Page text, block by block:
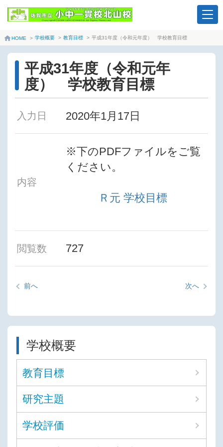
HOME > 学校概要 > 教育目標 > 平成31年度（令和元年度） 学校教育目標
平成31年度（令和元年
度） 学校教育目標
入力日 2020年1月17日
内容
※下のPDFファイルをご覧
ください。
Ｒ元 学校目標
閲覧数 727
前へ 次へ
学校概要
教育目標
研究主題
学校評価